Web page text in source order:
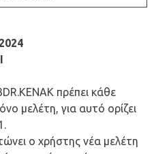
πρέπει κάθε
μελέτη, για αυτό ορίζει
ο χρήστης νέα μελέτη